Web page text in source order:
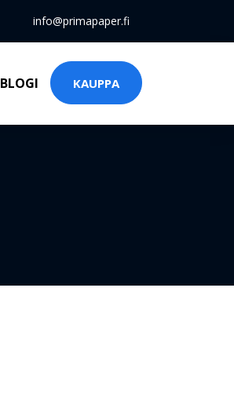
info@primapaper.fi
BLOGI KAUPPA